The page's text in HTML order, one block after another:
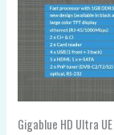
Gigablue HD Ultra UE